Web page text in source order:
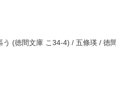
(徳間文庫 こ34-4) / 五條瑛 / 徳